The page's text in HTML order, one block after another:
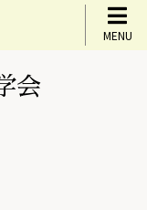
MENU
会